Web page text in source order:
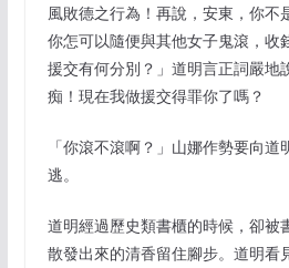
風敗德之行為！再說，安東，你不
你怎可以隨便與其他女子鬼滾，收
援交有何分別？」道明言正詞嚴地
痴！現在我做援交得罪你了嗎？
「你滾不滾啊？」山娜作勢要向
逃。
道明經過歷史類書櫃的時候，卻被
散發出來的清香留住腳步。道明看